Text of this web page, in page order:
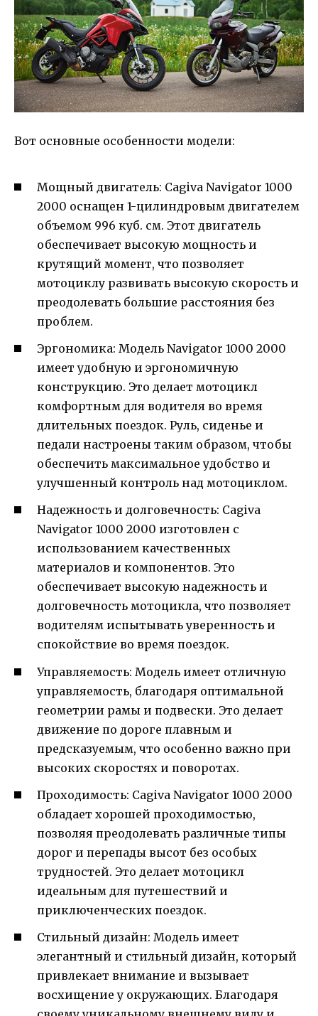
Вот основные особенности модели:
Мощный двигатель: Cagiva Navigator 1000
2000 оснащен 1-цилиндровым двигателем
объемом 996 куб. см. Этот двигатель
обеспечивает высокую мощность и
крутящий момент, что позволяет
мотоциклу развивать высокую скорость и
преодолевать большие расстояния без
проблем.
Эргономика: Модель Navigator 1000 2000
имеет удобную и эргономичную
конструкцию. Это делает мотоцикл
комфортным для водителя во время
длительных поездок. Руль, сиденье и
педали настроены таким образом, чтобы
обеспечить максимальное удобство и
улучшенный контроль над мотоциклом.
Надежность и долговечность: Cagiva
Navigator 1000 2000 изготовлен с
использованием качественных
материалов и компонентов. Это
обеспечивает высокую надежность и
долговечность мотоцикла, что позволяет
водителям испытывать уверенность и
спокойствие во время поездок.
Управляемость: Модель имеет отличную
управляемость, благодаря оптимальной
геометрии рамы и подвески. Это делает
движение по дороге плавным и
предсказуемым, что особенно важно при
высоких скоростях и поворотах.
Проходимость: Cagiva Navigator 1000 2000
обладает хорошей проходимостью,
позволяя преодолевать различные типы
дорог и перепады высот без особых
трудностей. Это делает мотоцикл
идеальным для путешествий и
приключенческих поездок.
Стильный дизайн: Модель имеет
элегантный и стильный дизайн, который
привлекает внимание и вызывает
восхищение у окружающих. Благодаря